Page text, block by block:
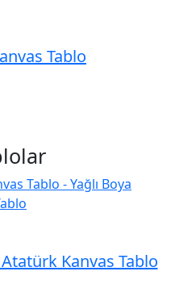
Tablo
Kanvas Tablo